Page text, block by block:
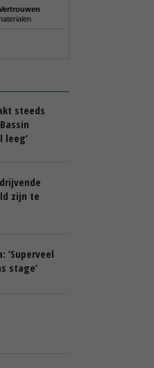
steeds
leeg’
zijn te
‘Superveel
stage’